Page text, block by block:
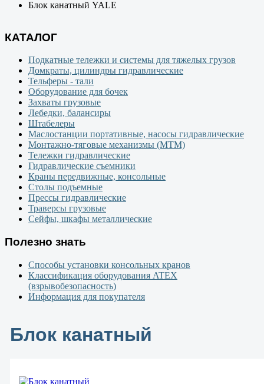
Блок канатный YALE
КАТАЛОГ
Подкатные тележки и системы для тяжелых грузов
Домкраты, цилиндры гидравлические
Тельферы - тали
Оборудование для бочек
Захваты грузовые
Лебедки, балансиры
Штабелеры
Маслостанции портативные, насосы гидравлические
Монтажно-тяговые механизмы (МТМ)
Тележки гидравлические
Гидравлические съемники
Краны передвижные, консольные
Столы подъемные
Прессы гидравлические
Траверсы грузовые
Сейфы, шкафы металлические
Полезно знать
Способы установки консольных кранов
Классификация оборудования ATEX
(взрывобезопасность)
Информация для покупателя
Блок канатный